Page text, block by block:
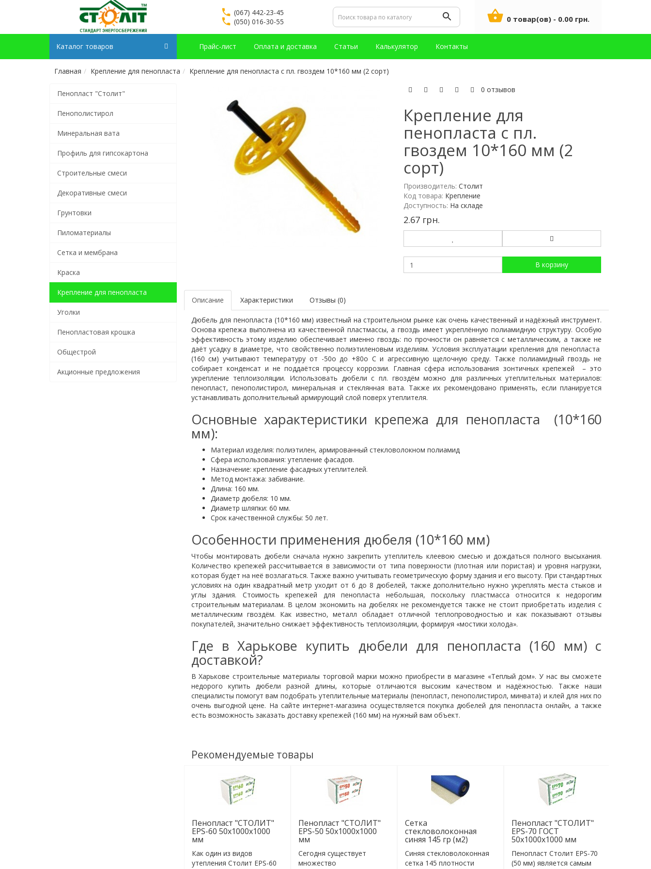
(067) 442-23-45
(050) 016-30-55
0 товар(ов) - 0.00 грн.
Каталог товаров Прайс-лист Оплата и доставка Статьи Калькулятор Контакты
Главная Крепление для пенопласта Крепление для пенопласта с пл. гвоздем 10*160 мм (2 сорт)
Пенопласт "Столит"
Пенополистирол
Минеральная вата
Профиль для гипсокартона
Строительные смеси
Декоративные смеси
Грунтовки
Пиломатериалы
Сетка и мембрана
Краска
Крепление для пенопласта
Уголки
Пенопластовая крошка
Общестрой
Акционные предложения
0 отзывов
Крепление для
пенопласта с пл.
гвоздем 10*160 мм (2
сорт)
Производитель: Столит
Код товара: Крепление
Доступность: На складе
2.67 грн.
В корзину
Описание Характеристики Отзывы (0)
Дюбель для пенопласта (10*160 мм) известный на строительном рынке как очень качественный и надёжный инструмент.
Основа крепежа выполнена из качественной пластмассы, а гвоздь имеет укреплённую полиамидную структуру. Особую
эффективность этому изделию обеспечивает именно гвоздь: по прочности он равняется с металлическим, а также не
даёт усадку в диаметре, что свойственно полиэтиленовым изделиям. Условия эксплуатации крепления для пенопласта
(160 см) учитывают температуру от -50о до +80о С и агрессивную щелочную среду. Также полиамидный гвоздь не
собирает конденсат и не поддаётся процессу коррозии. Главная сфера использования зонтичных крепежей – это
укрепление теплоизоляции. Использовать дюбели с пл. гвоздём можно для различных утеплительных материалов:
пенопласт, пенополистирол, минеральная и стеклянная вата. Также их рекомендовано применять, если планируется
устанавливать дополнительный армирующий слой поверх утеплителя.
Основные характеристики крепежа для пенопласта (10*160
мм):
Материал изделия: полиэтилен, армированный стекловолокном полиамид
Сфера использования: утепление фасадов.
Назначение: крепление фасадных утеплителей.
Метод монтажа: забивание.
Длина: 160 мм.
Диаметр дюбеля: 10 мм.
Диаметр шляпки: 60 мм.
Срок качественной службы: 50 лет.
Особенности применения дюбеля (10*160 мм)
Чтобы монтировать дюбели сначала нужно закрепить утеплитель клеевою смесью и дождаться полного высыхания.
Количество крепежей рассчитывается в зависимости от типа поверхности (плотная или пористая) и уровня нагрузки,
которая будет на неё возлагаться. Также важно учитывать геометрическую форму здания и его высоту. При стандартных
условиях на один квадратный метр уходит от 6 до 8 дюбелей, также дополнительно нужно укреплять места стыков и
углы здания. Стоимость крепежей для пенопласта небольшая, поскольку пластмасса относится к недорогим
строительным материалам. В целом экономить на дюбелях не рекомендуется также не стоит приобретать изделия с
металлическим гвоздём. Как известно, металл обладает отличной теплопроводностью и как показывают отзывы
покупателей, значительно снижает эффективность теплоизоляции, формируя «мостики холода».
Где в Харькове купить дюбели для пенопласта (160 мм) с
доставкой?
В Харькове строительные материалы торговой марки можно приобрести в магазине «Теплый дом». У нас вы сможете
недорого купить дюбели разной длины, которые отличаются высоким качеством и надёжностью. Также наши
специалисты помогут вам подобрать утеплительные материалы (пенопласт, пенополистирол, минвата) и клей для них по
очень выгодной цене. На сайте интернет-магазина осуществляется покупка дюбелей для пенопласта онлайн, а также
есть возможность заказать доставку крепежей (160 мм) на нужный вам объект.
Рекомендуемые товары
Пенопласт "СТОЛИТ"
EPS-60 50x1000x1000
мм
Как один из видов
утепления Столит EPS-60
Пенопласт "СТОЛИТ"
EPS-50 50x1000x1000
мм
Сегодня существует
множество
Сетка
стекловолоконная
синяя 145 гр (м2)
Синяя стекловолоконная
сетка 145 плотности
Пенопласт "СТОЛИТ"
EPS-70 ГОСТ
50x1000x1000 мм
Пенопласт Столит EPS-70
(50 мм) является самым